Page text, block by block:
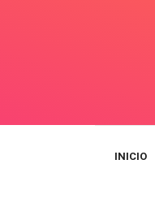
INICIO